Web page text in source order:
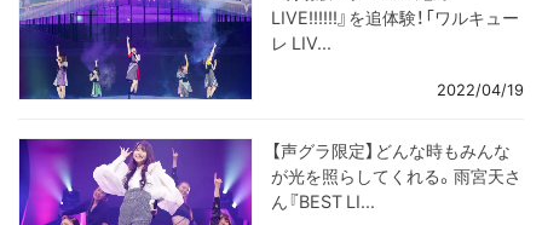
LIVE!!!!!!』を追体験！「ワルキュー
レ LIV...
2022/04/19
【声グラ限定】どんな時もみんな
が光を照らしてくれる。雨宮天さ
ん『BEST LI...